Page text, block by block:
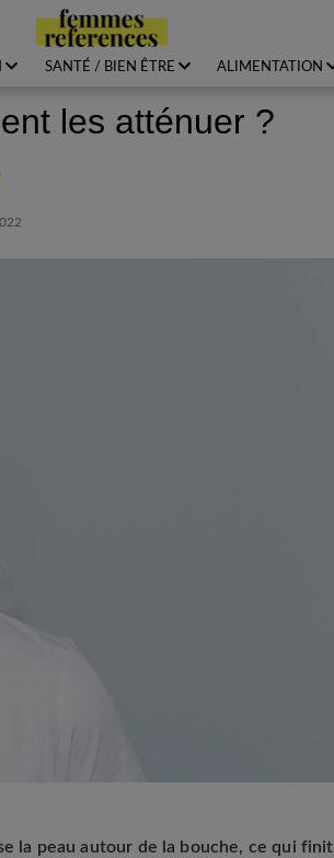
SANTÉ / BIEN ÊTRE ALIMENTATION
les atténuer ?
la peau autour de la bouche, ce qui finit